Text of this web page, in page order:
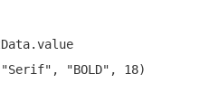
"Serif" , "BOLD" , 18)